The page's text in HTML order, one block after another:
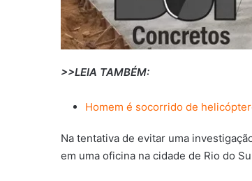
>>LEIA TAMBÉM:
Homem é socorrido de
Na tentativa de evitar uma
em uma oficina na cidade de Rio do